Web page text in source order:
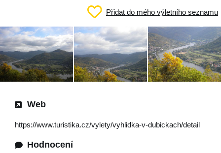
Přidat do mého výletního seznamu
Web
https://www.turistika.cz/vylety/vyhlidka-v-dubickach/detail
Hodnocení